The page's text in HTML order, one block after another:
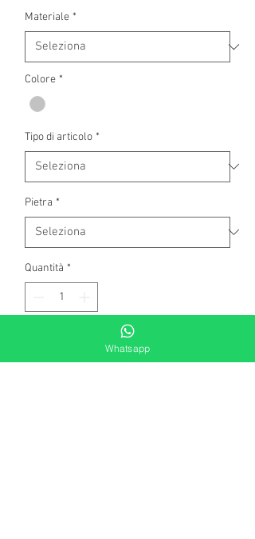
Materiale *
Colore *
Tipo di articolo *
Pietra *
Quantità *
Aggiungi al carrello
Whatsapp